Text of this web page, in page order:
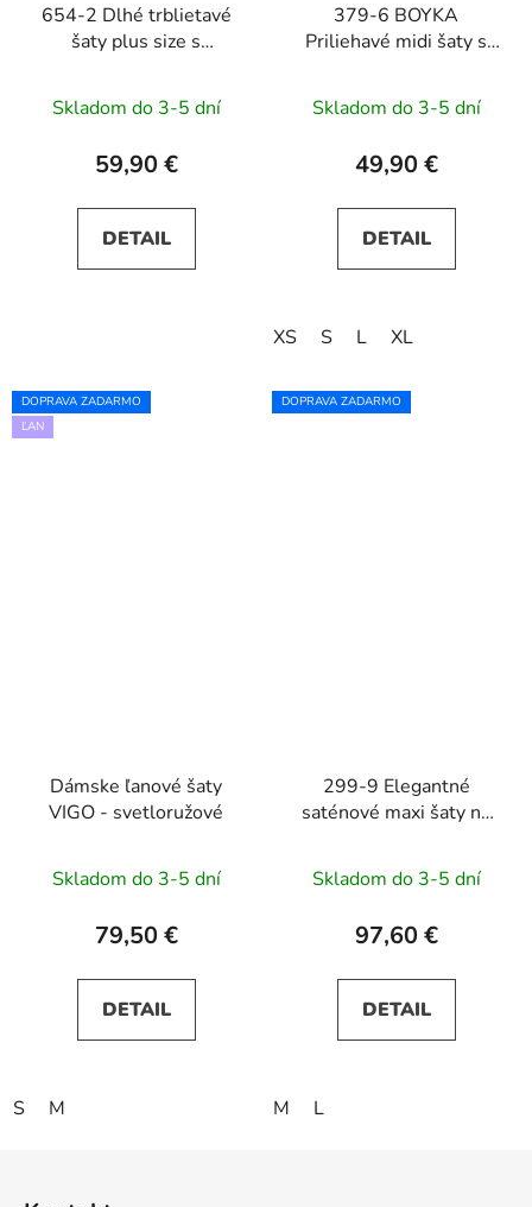
654-2 Dlhé trblietavé
šaty plus size s
priesvitnými rukávmi -
béžové
Skladom do 3-5 dní
59,90 €
DETAIL
379-6 BOYKA
Priliehavé midi šaty s
ružovými kvetmi
Skladom do 3-5 dní
49,90 €
DETAIL
XS S L XL
DOPRAVA ZADARMO
ĽAN
Dámske ľanové šaty
VIGO - svetloružové
Skladom do 3-5 dní
79,50 €
DETAIL
S M
DOPRAVA ZADARMO
299-9 Elegantné
saténové maxi šaty na
zelené
Skladom do 3-5 dní
97,60 €
DETAIL
M L